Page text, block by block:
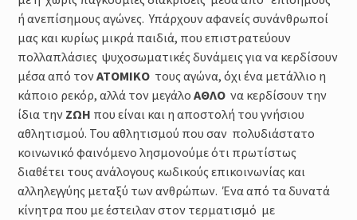
ή ανεπίσημους αγώνες. Υπάρχουν αφανείς συνάνθρωποί
μας και κυρίως μικρά παιδιά, που επιστρατεύουν
πολλαπλάσιες ψυχοσωματικές δυνάμεις για να κερδίσουν
μέσα από τονΑΤΟΜΙΚΟτους αγώνα, όχι ένα μετάλλιο η
κάποιο ρεκόρ, αλλά τον μεγάλο ΑΘΛΟ να κερδίσουν την
ίδια την ΖΩΗ που είναι και η αποστολή του γνήσιου
αθλητισμού. Του αθλητισμού που σαν πολυδιάστατο
κοινωνικό φαινόμενο λησμονούμε ότι πρωτίστως
διαθέτει τους ανάλογους κωδικούς επικοινωνίας και
αλληλεγγύης μεταξύ των ανθρώπων. Ένα από τα δυνατά
κίνητρα που με έστειλαν στον τερματισμό με